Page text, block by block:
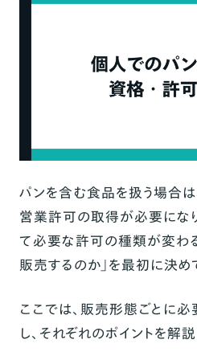
テイクアウトのみの実
独立型ネットショップ
個人でパン屋を開業する
コンセプトや商品を決
材料の仕入れルートを
包装資材を用意する
パンを含む食品を扱う場合
営業許可の取得が必要にな
て必要な許可の種類が変わる
販売するのか」を最初に決め
ここでは、販売形態ごとに
し、それぞれのポイントを解説